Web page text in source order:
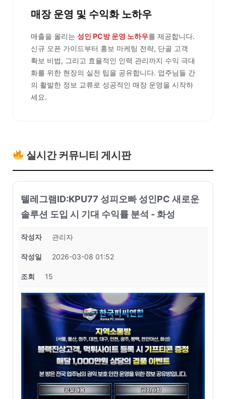
매장 운영 및 수익화 노하우
매출을 올리는 성인 PC방 운영 노하우를 제공합니다.
신규 오픈 가이드부터 홍보 마케팅 전략, 단골 고객
확보 비법, 그리고 효율적인 인력 관리까지 수익 극대
화를 위한 현장의 실전 팁을 공유합니다. 업주님들 간
의 활발한 정보 교류로 성공적인 매장 운영을 시작하
세요.
실시간 커뮤니티 게시판
텔레그램ID:KPU77 성피오빠 성인PC 새로운
솔루션 도입 시 기대 수익률 분석 - 화성
작성자 관리자
작성일 2026-03-08 01:52
조회 15